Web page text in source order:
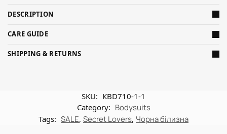
DESCRIPTION
CARE GUIDE
SHIPPING & RETURNS
SKU: КBD710-1-1
Category: Bodysuits
Tags: SALE, Secret Lovers, Чорна білизна